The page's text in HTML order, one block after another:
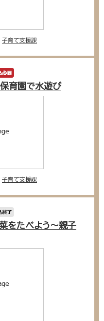
子育て支援課
保育園で水遊び
子育て支援課
菜をたべよう〜親子